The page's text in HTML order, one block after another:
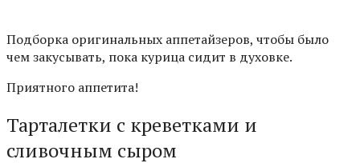
Подборка оригинальных аппетайзеров, чтобы было
чем закусывать, пока курица сидит в духовке.
Приятного аппетита!
Тарталетки с креветками и
сливочным сыром